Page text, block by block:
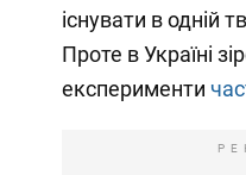
існувати в одній
Проте в Україні
експерименти